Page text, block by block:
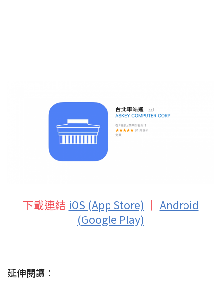
下載連結 iOS (App Store) ｜ Android
(Google Play)
延伸閱讀：